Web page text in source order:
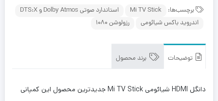
برچسب‌ها: Mi TV Stick
استاندارد صوتی Dolby Atmos و DTS:X
اندروید باکس شیائومی
رزولوشن 1080
توضیحات برند محصول
دانگل HDMI شیائومی Mi TV Stick جدیدترین محصول این کمپانی